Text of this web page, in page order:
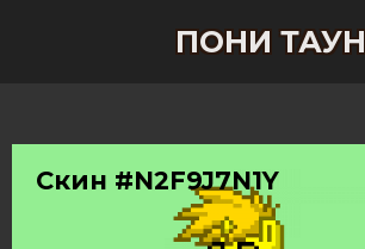
ПОНИ ТАУН
Скин #N2F9J7N1Y